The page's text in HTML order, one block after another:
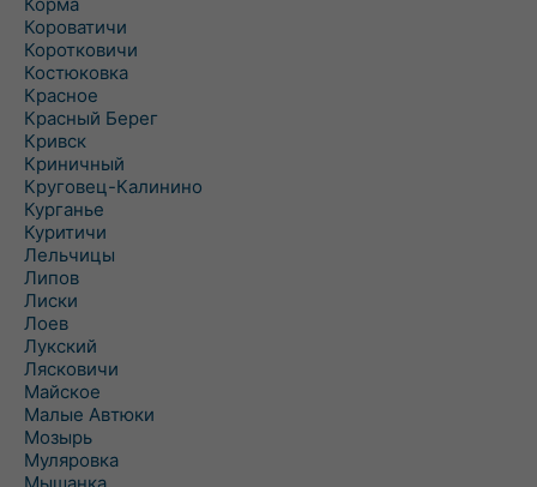
Короватичи
Коротковичи
Костюковка
Красное
Красный Берег
Кривск
Криничный
Круговец-Калинино
Курганье
Куритичи
Лельчицы
Липов
Лиски
Лоев
Лукский
Лясковичи
Майское
Малые Автюки
Мозырь
Муляровка